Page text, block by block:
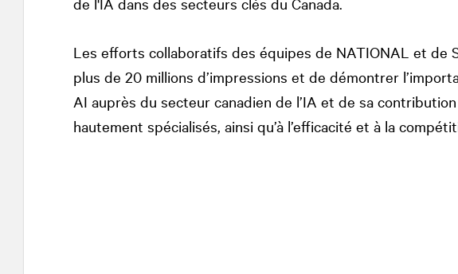
Les efforts collaboratifs des équipes de NATIONAL et de
plus de 20 millions d’impressions et de démontrer
AI auprès du secteur canadien de l’IA et de sa
hautement spécialisés, ainsi qu’à l’efficacité et à la